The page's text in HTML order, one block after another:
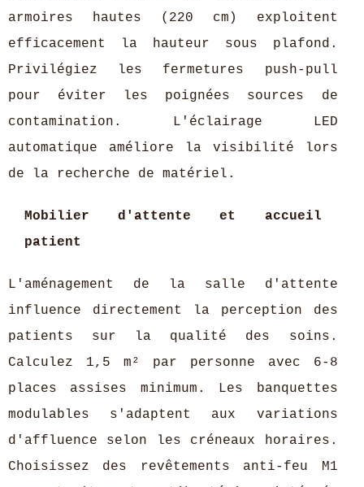
armoires hautes (220 cm) exploitent
efficacement la hauteur sous plafond.
Privilégiez les fermetures push-pull
pour éviter les poignées sources de
contamination. L'éclairage LED
automatique améliore la visibilité lors
de la recherche de matériel.
Mobilier d'attente et accueil
patient
L'aménagement de la salle d'attente
influence directement la perception des
patients sur la qualité des soins.
Calculez 1,5 m² par personne avec 6-8
places assises minimum. Les banquettes
modulables s'adaptent aux variations
d'affluence selon les créneaux horaires.
Choisissez des revêtements anti-feu M1